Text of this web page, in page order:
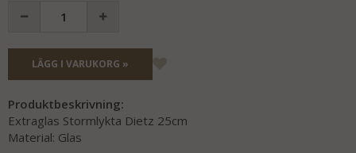
LÄGG I VARUKORG »
Produktbeskrivning:
Extraglas Stormlykta Dietz 25cm
Material: Glas